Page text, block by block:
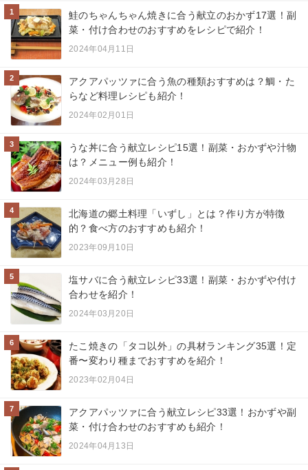
1
鮭のちゃんちゃん焼きに合う献立のおかず17選！副
菜・付け合わせのおすすめをレシピで紹介！
2024年04月11日
2
アクアパッツァに合う魚の種類おすすめは？鯛・た
らなど料理レシピも紹介！
2024年02月01日
3
うな丼に合う献立レシピ15選！副菜・おかずや汁物
は？メニュー例も紹介！
2024年03月28日
4
北海道の郷土料理「いずし」とは？作り方が特徴
的？食べ方のおすすめも紹介！
2023年09月10日
5
塩サバに合う献立レシピ33選！副菜・おかずや付け
合わせを紹介！
2024年03月20日
6
たこ焼きの「タコ以外」の具材ランキング35選！定
番〜変わり種までおすすめを紹介！
2023年02月04日
7
アクアパッツァに合う献立レシピ33選！おかずや副
菜・付け合わせのおすすめも紹介！
2024年04月13日